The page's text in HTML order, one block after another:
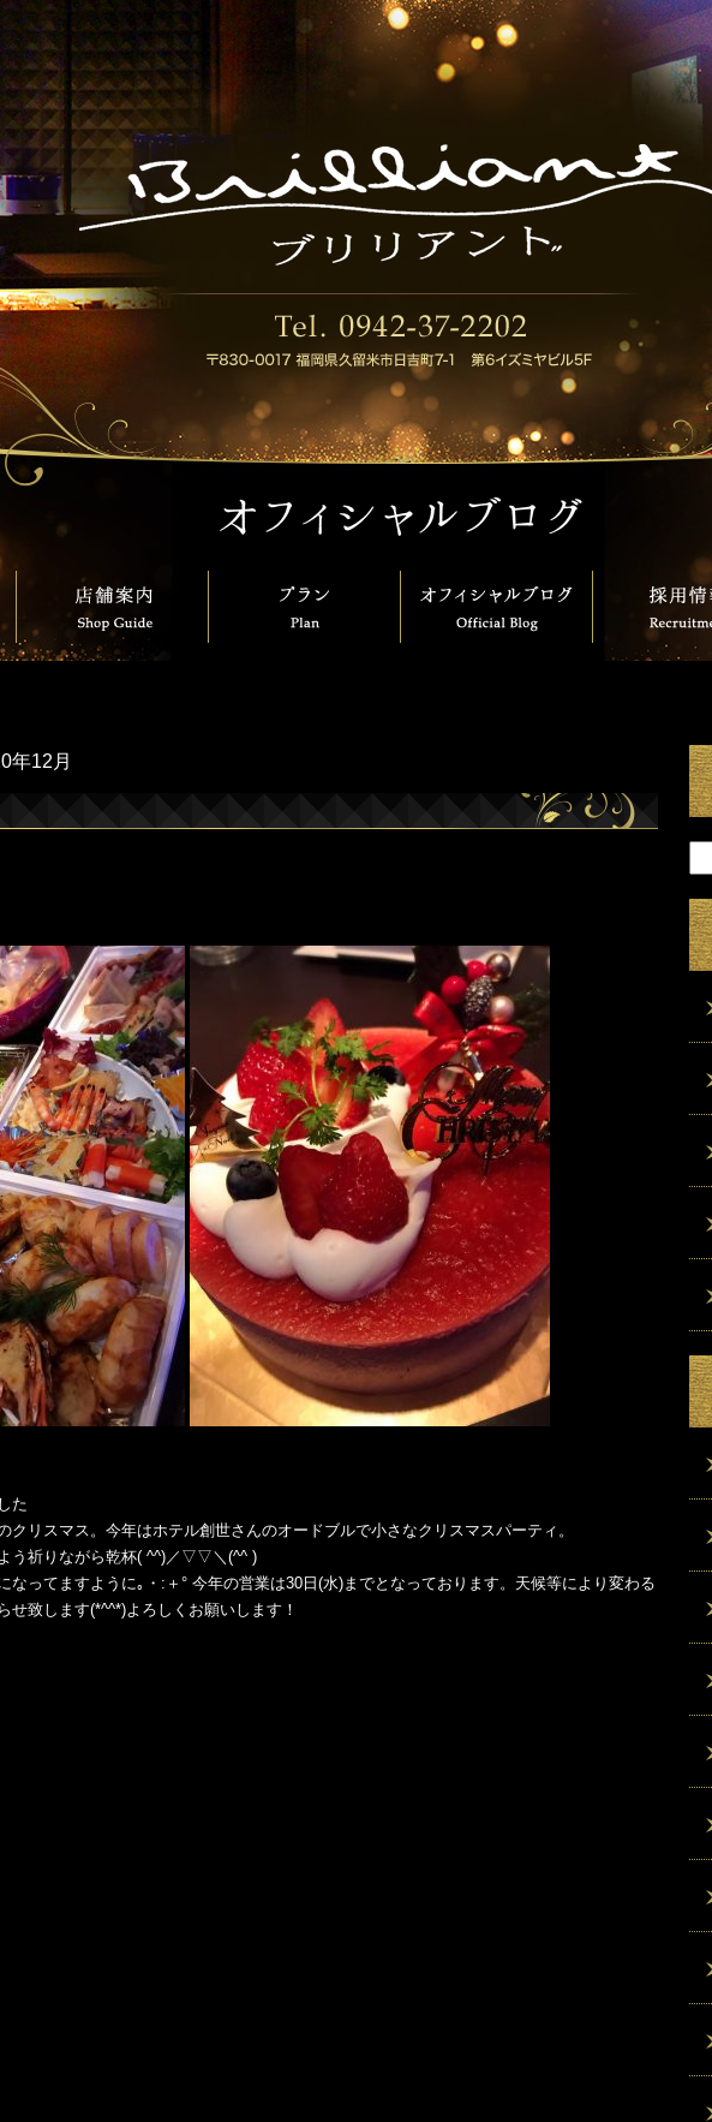
年12月
た
クリスマス。今年はホテル創世さんのオードブルで小さなクリスマスパーティ。
う祈りながら乾杯( ^^)／▽▽＼(^^ )
なってますように｡・:＋° 今年の営業は30日(水)までとなっております。天候等により変わる
せ致します(*^^*)よろしくお願いします！